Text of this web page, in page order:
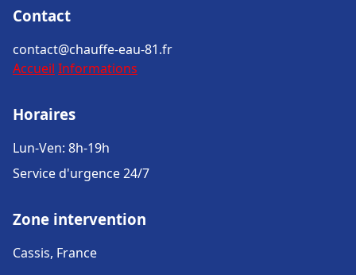
Contact
contact@chauffe-eau-81.fr
Accueil Informations
Horaires
Lun-Ven: 8h-19h
Service d'urgence 24/7
Zone intervention
Cassis, France